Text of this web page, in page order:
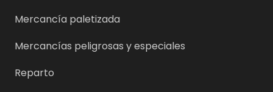
Mercancía paletizada
Mercancías peligrosas y especiales
Reparto